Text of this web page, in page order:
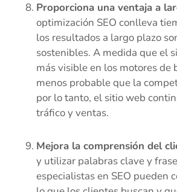
Proporciona una ventaja a
optimización SEO conlleva
los resultados a largo plazo
sostenibles. A medida que el
más visible en los motores de
menos probable que la
por lo tanto, el sitio web
tráfico y ventas.
Mejora la comprensión del
y utilizar palabras clave y
especialistas en SEO pueden